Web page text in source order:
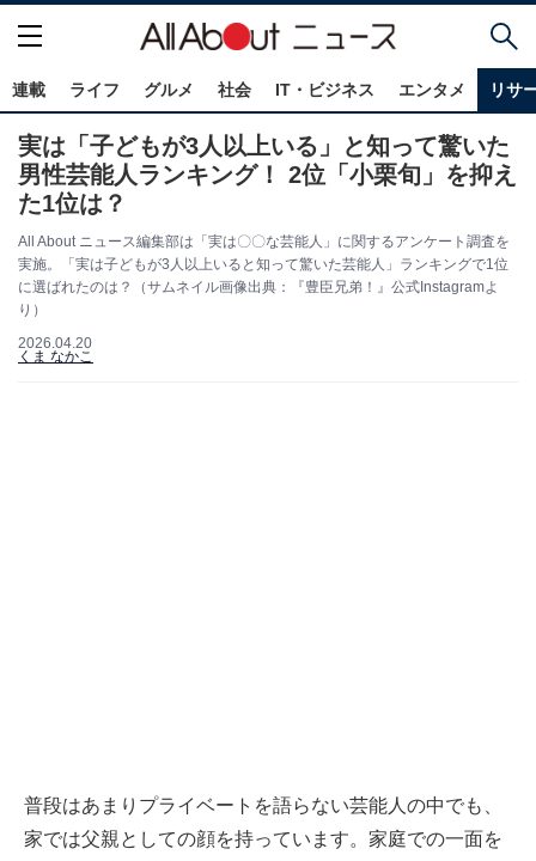
連載 ライフ グルメ 社会 IT・ビジネス エンタメ リサ
実は「子どもが3人以上いる」と知って驚いた
男性芸能人ランキング！ 2位「小栗旬」を抑え
た1位は？
All About ニュース編集部は「実は〇〇な芸能人」に関するアンケート調査を
実施。「実は子どもが3人以上いると知って驚いた芸能人」ランキングで1位
に選ばれたのは？（サムネイル画像出典：『豊臣兄弟！』公式Instagramよ
り）
2026.04.20
くま なかこ
普段はあまりプライベートを語らない芸能人の中でも、
家では父親としての顔を持っています。家庭での一面を